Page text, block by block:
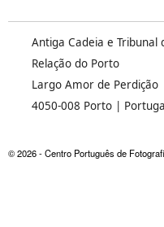
Antiga Cadeia e Tribunal
Relação do Porto
Largo Amor de Perdição
4050-008 Porto |
© 2026 - Centro Português de